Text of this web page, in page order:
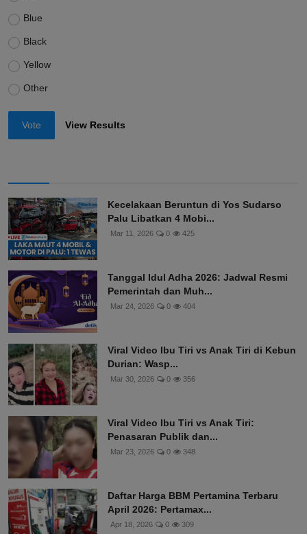
Blue
Black
Yellow
Other
Vote View Results
Kecelakaan Beruntun di Yos Sudarso
Palu Libatkan 4 Mobi...
Mar 11, 2026 0 425
Tanggal Idul Adha 2026: Jadwal Resmi
Pemerintah dan Muh...
Mar 24, 2026 0 404
Viral Video Ibu Tiri vs Anak Tiri di Kebun
Durian: Wasp...
Mar 30, 2026 0 356
Viral Video Ibu Tiri vs Anak Tiri:
Penasaran Publik dan...
Mar 23, 2026 0 348
Daftar Harga BBM Pertamina Terbaru
April 2026: Pertamax...
Apr 18, 2026 0 309